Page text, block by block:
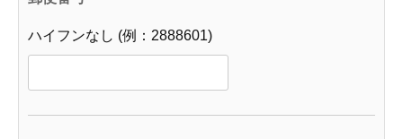
ハイフンなし (例：2888601)